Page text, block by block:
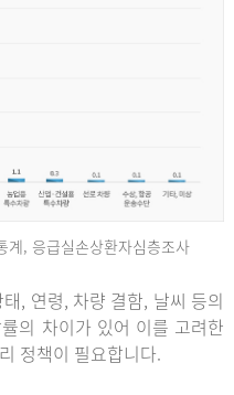
계, 응급실손상환자심층조사
, 연령, 차량 결함, 날씨 등의
의 차이가 있어 이를 고려한
정책이 필요합니다.